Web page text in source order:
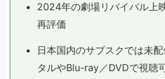
2024年の劇場リバイバル上
再評価
日本国内のサブスクでは未
タルやBlu-ray／DVDで視聴